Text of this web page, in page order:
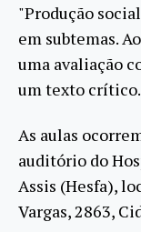
"Produção
em subtemas.
uma avaliação
um texto crítico.
As aulas
auditório do
Assis (Hesfa),
Vargas, 2863,